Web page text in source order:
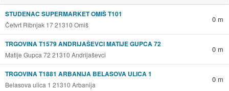
STUDENAC SUPERMARKET OMIŠ T101
Četvrt Ribnjak 17 21310 Omiš
0 m
TRGOVINA T1579 ANDRIJAŠEVCI MATIJE GUPCA 72
Matije Gupca 72 21310 Andrijaševci
0 m
TRGOVINA T1881 ARBANIJA BELASOVA ULICA 1
Belasova ulica 1 21310 Arbanija
0 m